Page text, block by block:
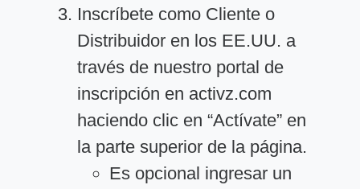
Inscríbete como Cliente o
Distribuidor en los EE.UU. a
través de nuestro portal de
inscripción en activz.com
haciendo clic en “Actívate” en
la parte superior de la página.
Es opcional ingresar un